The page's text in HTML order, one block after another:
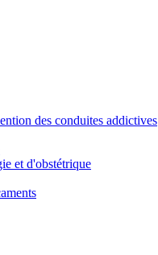
des conduites addictives
et d'obstétrique